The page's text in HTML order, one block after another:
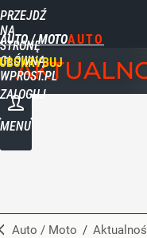
PRZEJDŹ
NA
STRONĘ
GŁÓWNĄ
WPROST.PL
AUTO / MOTO
ZALOGUJ
MENU
Auto / Moto /